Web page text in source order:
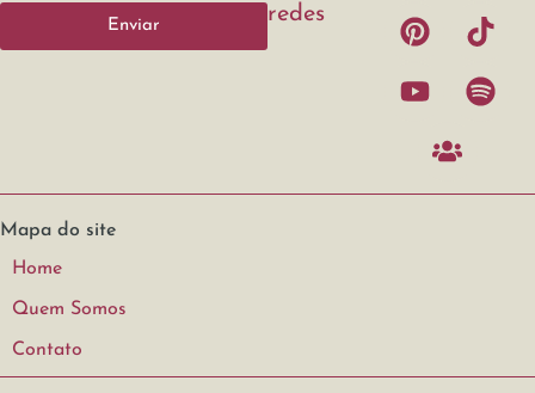
Enviar
redes
Mapa do site
Home
Quem Somos
Contato